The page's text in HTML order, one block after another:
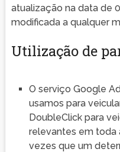
atualização na data de
modificada a qualquer
Utilização de
O serviço Google
usamos para
DoubleClick para
relevantes em toda
vezes que um